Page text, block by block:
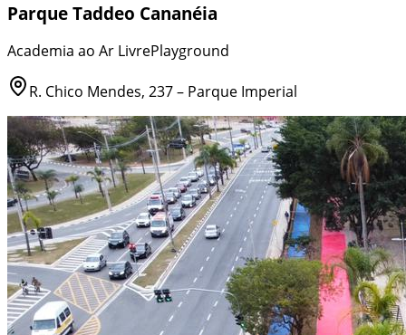
Parque Taddeo Cananéia
Academia ao Ar LivrePlayground
R. Chico Mendes, 237 – Parque Imperial